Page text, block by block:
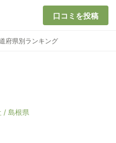
口コミを投稿
府県別ランキング
/ 島根県